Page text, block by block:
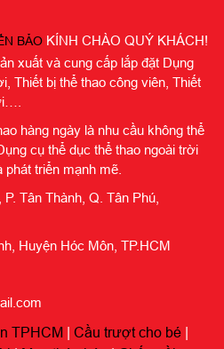
BẢO KÍNH CHÀO QUÝ KHÁCH!
xuất và cung cấp lắp đặt Dụng
Thiết bị thể thao công viên, Thiết
hàng ngày là nhu cầu không thể
cụ thể dục thể thao ngoài trời
triển mạnh mẽ.
Tân Thành, Q. Tân Phú,
Huyện Hóc Môn, TP.HCM
TPHCM | Cầu trượt cho bé |